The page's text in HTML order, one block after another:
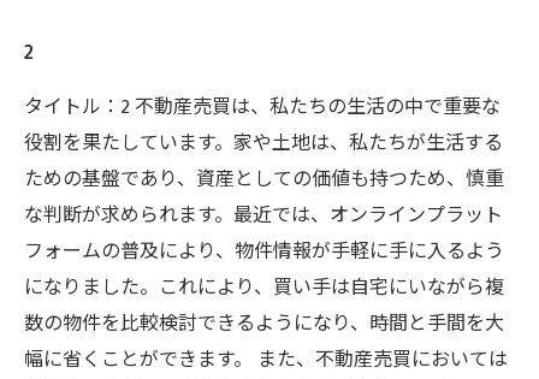
2
タイトル：2 不動産売買は、私たちの生活の中で重要な
役割を果たしています。家や土地は、私たちが生活する
ための基盤であり、資産としての価値も持つため、慎重
な判断が求められます。最近では、オンラインプラット
フォームの普及により、物件情報が手軽に手に入るよう
になりました。これにより、買い手は自宅にいながら複
数の物件を比較検討できるようになり、時間と手間を大
幅に省くことができます。 また、不動産売買においては